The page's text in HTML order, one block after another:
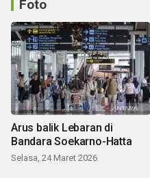
Foto
Arus balik Lebaran di
Bandara Soekarno-Hatta
Selasa, 24 Maret 2026